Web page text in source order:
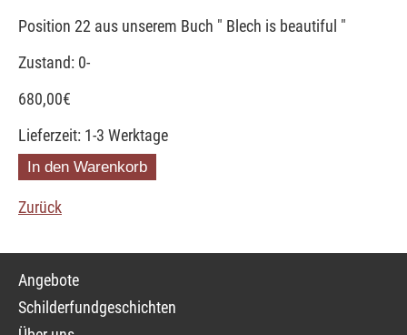
Position 22 aus unserem Buch " Blech is beautiful "
Zustand: 0-
680,00€
Lieferzeit: 1-3 Werktage
Zurück
Navigation
überspringen
Angebote
Schilderfundgeschichten